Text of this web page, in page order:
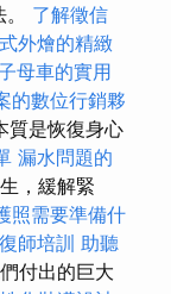
了解徵信
外燴的精緻
母車的實用
的數位行銷夥
質是恢復身心
漏水問題的
，緩解緊
照需要準備什
師培訓 助聽
付出的巨大